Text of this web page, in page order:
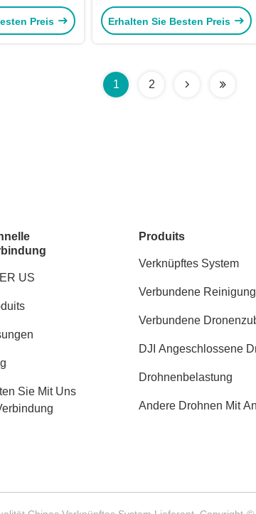
Preis Erhalten Sie Besten Preis
1 2
US
Sie Mit Uns
Produits
Verknüpftes System
Verbundene
Verbundene
DJI Angeschlossene
Drohnenbelastung
Andere Drohnen Mit